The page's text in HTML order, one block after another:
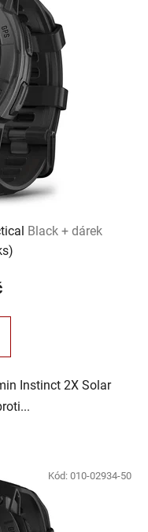
Black + dárek
)
Instinct 2X Solar
Kód: 010-02934-50